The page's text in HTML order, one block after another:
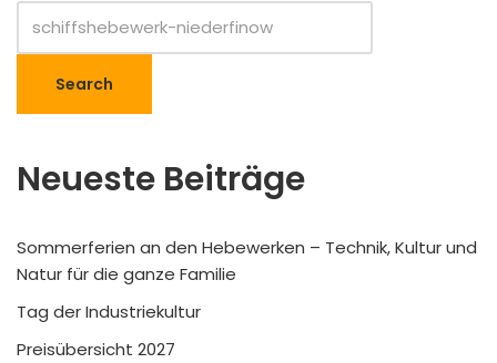
Search
Neueste Beiträge
Sommerferien an den Hebewerken – Technik, Kultur und
Natur für die ganze Familie
Tag der Industriekultur
Preisübersicht 2027